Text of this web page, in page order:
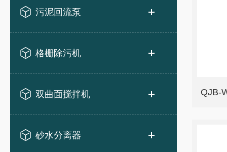
污泥回流泵
格栅除污机
双曲面搅拌机
砂水分离器
QJB-